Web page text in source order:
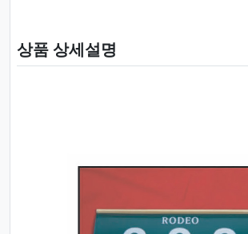
상품 상세설명